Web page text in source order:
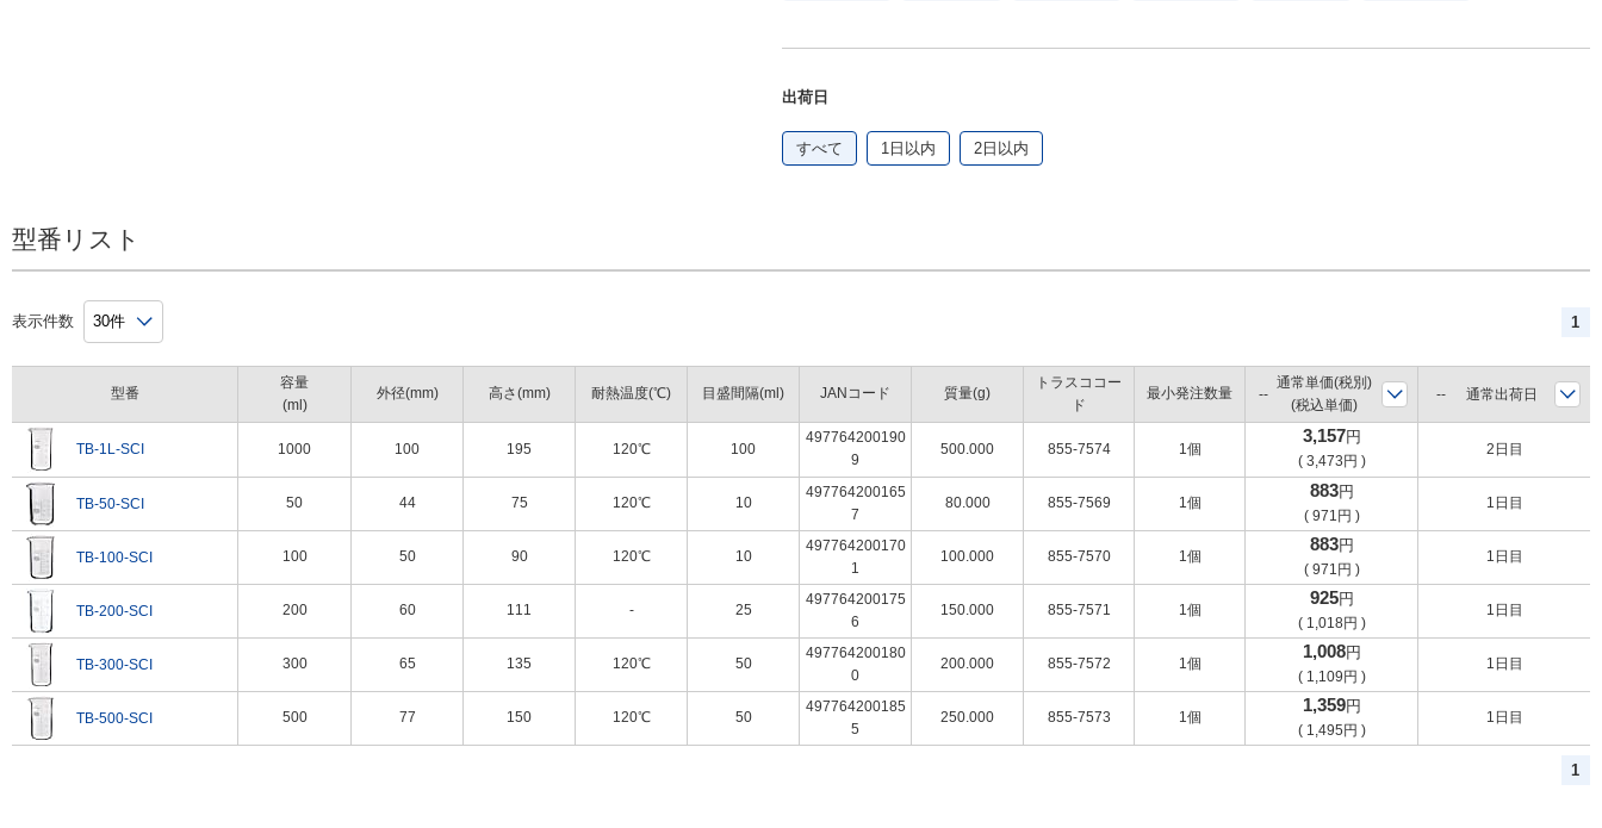
出荷日
すべて 1日以内 2日以内
型番リスト
表示件数 1
型番
TB-1L-SCI
TB-50-SCI
TB-100-SCI
TB-200-SCI
TB-300-SCI
TB-500-SCI
容量
(ml)
外径(mm) 高さ(mm) 耐熱温度(℃) 目盛間隔(ml) JANコード 質量(g)
トラスココー
ド
最小発注数量
1000 100 195 120℃ 100
497764200190
9
500.000 855-7574 1個
50 44 75 120℃ 10
497764200165
7
80.000 855-7569 1個
100 50 90 120℃ 10
497764200170
1
100.000 855-7570 1個
200 60 111 - 25
497764200175
6
150.000 855-7571 1個
300 65 135 120℃ 50
497764200180
0
200.000 855-7572 1個
500 77 150 120℃ 50
497764200185
5
250.000 855-7573 1個
通常単価(税別)
(税込単価)
通常出荷日
3,157円
( 3,473 円 )
2日目
883円
( 971 円 )
1日目
883円
( 971 円 )
1日目
925円
( 1,018円 )
1日目
1,008円
( 1,109 円 )
1日目
1,359円
( 1,495 円 )
1日目
1